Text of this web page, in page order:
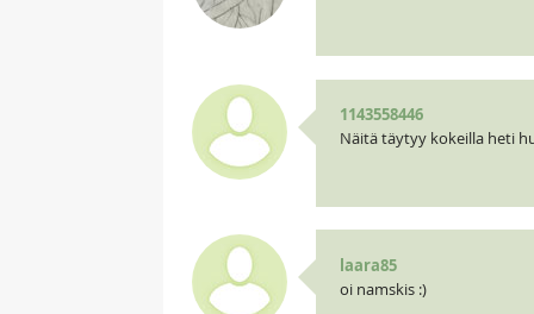
1143558446
Näitä täytyy kokeilla heti
laara85
oi namskis :)